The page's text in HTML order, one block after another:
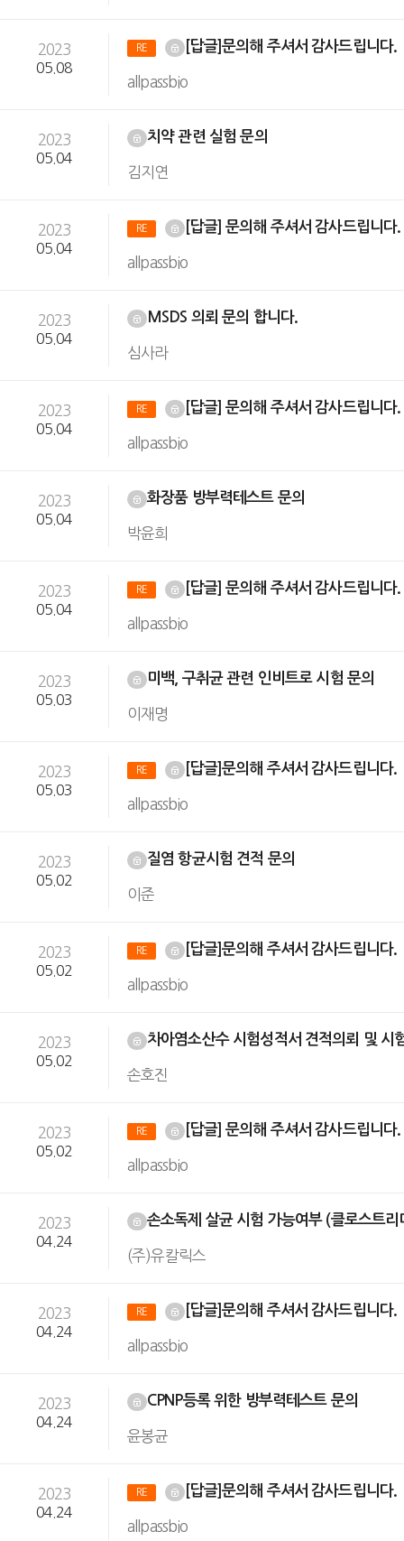
2023
05.08
RE [답글]문의해 주셔서 감사드립니다.
allpassbio
2023
05.04
치약 관련 실험 문의
김지연
2023
05.04
RE [답글] 문의해 주셔서 감사드립니다.
allpassbio
2023
05.04
MSDS 의뢰 문의 합니다.
심사라
2023
05.04
RE [답글] 문의해 주셔서 감사드립니다.
allpassbio
2023
05.04
화장품 방부력테스트 문의
박윤희
2023
05.04
RE [답글] 문의해 주셔서 감사드립니다.
allpassbio
2023
05.03
미백, 구취균 관련 인비트로 시험 문의
이재명
2023
05.03
RE [답글]문의해 주셔서 감사드립니다.
allpassbio
2023
05.02
질염 항균시험 견적 문의
이준
2023
05.02
RE [답글]문의해 주셔서 감사드립니다.
allpassbio
2023
05.02
차아염소산수 시험성적서 견적의뢰 및 시
손호진
2023
05.02
RE [답글] 문의해 주셔서 감사드립니다.
allpassbio
2023
04.24
손소독제 살균 시험 가능여부 (클로스트
(주)유칼릭스
2023
04.24
RE [답글]문의해 주셔서 감사드립니다.
allpassbio
2023
04.24
CPNP등록 위한 방부력테스트 문의
윤봉균
2023
04.24
RE [답글]문의해 주셔서 감사드립니다.
allpassbio